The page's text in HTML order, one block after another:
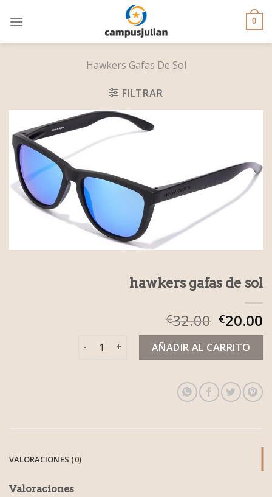
0
Hawkers Gafas De Sol
FILTRAR
hawkers gafas de sol
€32.00 €20.00
hawkers gafas de sol cantidad
AÑADIR AL CARRITO
VALORACIONES (0)
Valoraciones